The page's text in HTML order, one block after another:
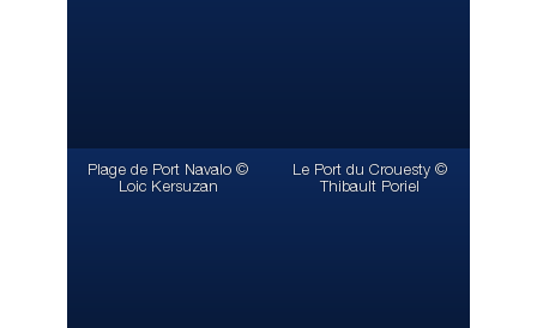
Plage de Port Navalo ©
Loic Kersuzan
Le Port du Crouesty ©
Thibault Poriel